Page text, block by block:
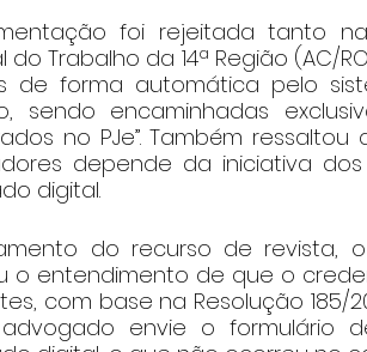
foi rejeitada tanto
do Trabalho da 14ª Região (AC/
de forma automática pelo
sendo encaminhadas
no PJe”. Também
depende da iniciativa
digital.
do recurso de revista,
o entendimento de que o
com base na Resolução 185/
envie o formulário